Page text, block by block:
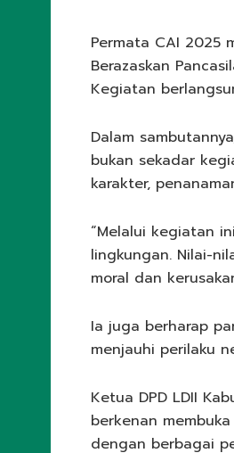
Permata CAI 2025
Berazaskan
Kegiatan
Dalam
bukan sekadar
karakter,
“Melalui kegiatan
lingkungan. Nilai-
moral dan
Ia juga berharap
menjauhi perilaku
Ketua DPD LDII
berkenan
dengan berbagai